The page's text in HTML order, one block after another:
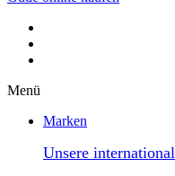
Menü
Marken
Unsere